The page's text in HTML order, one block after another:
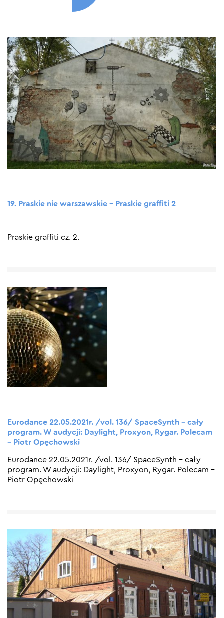
19. Praskie nie warszawskie – Praskie graffiti 2
Praskie graffiti cz. 2.
Eurodance 22.05.2021r. /vol. 136/ SpaceSynth – cały
program. W audycji: Daylight, Proxyon, Rygar. Polecam
– Piotr Opęchowski
Eurodance 22.05.2021r. /vol. 136/ SpaceSynth – cały
program. W audycji: Daylight, Proxyon, Rygar. Polecam –
Piotr Opęchowski